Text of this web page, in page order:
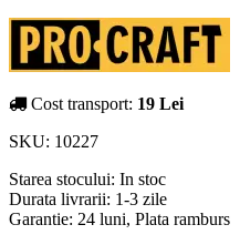
Cost transport: 19 Lei
SKU: 10227
Starea stocului: In stoc
Durata livrarii: 1-3 zile
Garantie: 24 luni, Plata ramburs